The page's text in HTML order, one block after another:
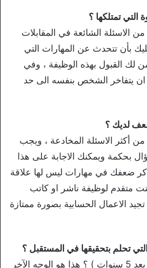
تمتلكها ؟
الاسئلة الشائعة في المقابلات
بأن تتحدث عن المهارات التي
لك القبول بهذه الوظيفة ، وفي
يتفاخر الشخص بنفسه الى حد
لديك ؟
أكثر الاسئلة المخادعة ، ويجب
بحكمة ويمكنك الاجابة على هذا
ضعفك في مهارات ليس لها علاقة
متقدم لوظيفة ناشر او كاتب
الاعمال الحسابية بصورة ممتازة
تحلم بتحقيقها في المستقبل ؟
ج/ ( أين ترى نفسك بعد 5 سنوات ) ؟ هذا هو الوجه الآخر